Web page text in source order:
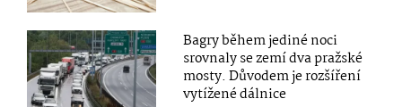
Bagry během jediné noci
srovnaly se zemí dva pražské
mosty. Důvodem je rozšíření
vytížené dálnice